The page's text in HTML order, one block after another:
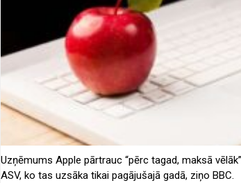
Uzņēmums Apple pārtrauc “pērc tagad, maksā
ASV, ko tas uzsāka tikai pagājušajā gadā, ziņo BBC.